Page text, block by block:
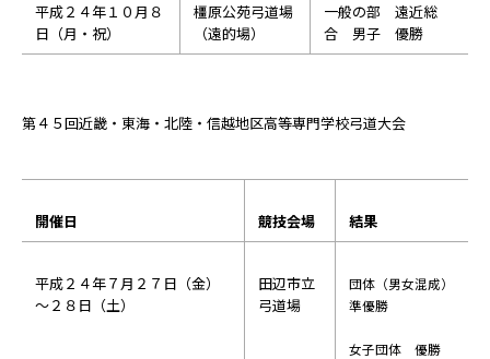
平成２４年１０月８
日（月・祝）
橿原公苑弓道場
（遠的場）
一般の部 遠近総
合 男子 優勝
第４５回近畿・東海・北陸・信越地区高等専門学校弓道大会
開催日 競技会場 結果
平成２４年７月２７日（金）
～２８日（土）
田辺市立
弓道場
団体（男女混成）
準優勝
女子団体 優勝